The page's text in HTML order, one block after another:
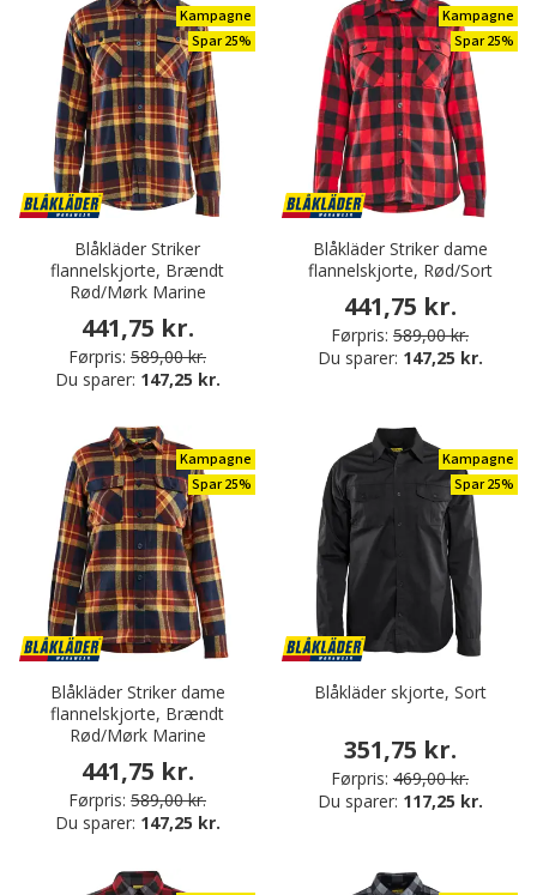
Kampagne
Spar 25%
Blåkläder Striker
flannelskjorte, Brændt
Rød/Mørk Marine
441,75 kr.
Førpris: 589,00 kr.
Du sparer: 147,25 kr.
Kampagne
Spar 25%
Blåkläder Striker dame
flannelskjorte, Rød/Sort
441,75 kr.
Førpris: 589,00 kr.
Du sparer: 147,25 kr.
Kampagne
Spar 25%
Blåkläder Striker dame
flannelskjorte, Brændt
Rød/Mørk Marine
441,75 kr.
Førpris: 589,00 kr.
Du sparer: 147,25 kr.
Kampagne
Spar 25%
Blåkläder skjorte, Sort
351,75 kr.
Førpris: 469,00 kr.
Du sparer: 117,25 kr.